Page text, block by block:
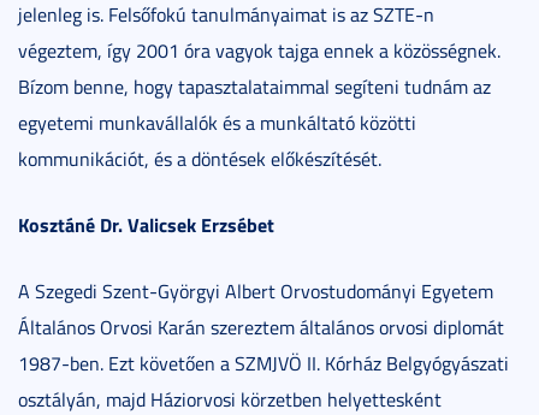
jelenleg is. Felsőfokú tanulmányaimat is az SZTE-n
végeztem, így 2001 óra vagyok tajga ennek a közösségnek.
Bízom benne, hogy tapasztalataimmal segíteni tudnám az
egyetemi munkavállalók és a munkáltató közötti
kommunikációt, és a döntések előkészítését.
Kosztáné Dr. Valicsek Erzsébet
A Szegedi Szent-Györgyi Albert Orvostudományi Egyetem
Általános Orvosi Karán szereztem általános orvosi diplomát
1987-ben. Ezt követően a SZMJVÖ II. Kórház Belgyógyászati
osztályán, majd Háziorvosi körzetben helyettesként